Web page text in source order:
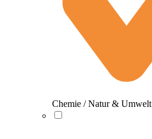
Chemie / Natur & Umwelt